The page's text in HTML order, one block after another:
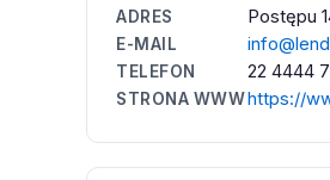
ADRES Postępu
E-MAIL
TELEFON 22 4444
STRONA WWW https://